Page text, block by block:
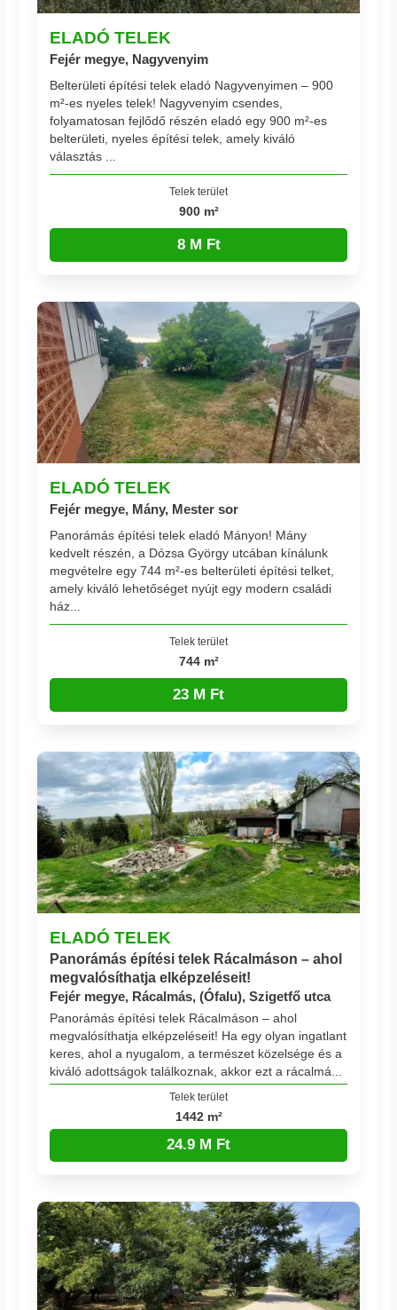
ELADÓ TELEK
Fejér megye, Nagyvenyim
Belterületi építési telek eladó Nagyvenyimen – 900
m²-es nyeles telek! Nagyvenyim csendes,
folyamatosan fejlődő részén eladó egy 900 m²-es
belterületi, nyeles építési telek, amely kiváló
választás ...
Telek terület
900 m²
8 M Ft
ELADÓ TELEK
Fejér megye, Mány, Mester sor
Panorámás építési telek eladó Mányon! Mány
kedvelt részén, a Dózsa György utcában kínálunk
megvételre egy 744 m²-es belterületi építési telket,
amely kiváló lehetőséget nyújt egy modern családi
ház...
Telek terület
744 m²
23 M Ft
ELADÓ TELEK
Panorámás építési telek Rácalmáson – ahol
megvalósíthatja elképzeléseit!
Fejér megye, Rácalmás, (Ófalu), Szigetfő utca
Panorámás építési telek Rácalmáson – ahol
megvalósíthatja elképzeléseit! Ha egy olyan ingatlant
keres, ahol a nyugalom, a természet közelsége és a
kiváló adottságok találkoznak, akkor ezt a rácalmá...
Telek terület
1442 m²
24.9 M Ft